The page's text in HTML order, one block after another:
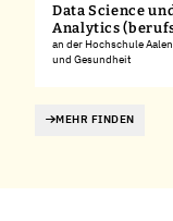
Data Science
Analytics
an der Hochschule
und Gesundheit
MEHR FINDEN